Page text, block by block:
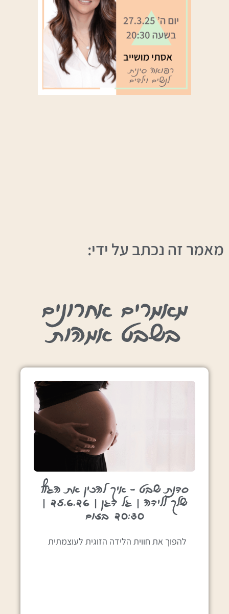
מאמר זה נכתב על ידי:
מאמרים אחרונים
בשבט אמהות
סדנת שבט – איך להכין את הגוף
שלך ללידה | גל דגן | 25.6.26 |
20:30 בזום
להפוך את חווית הלידה הזוגית לעוצמתית